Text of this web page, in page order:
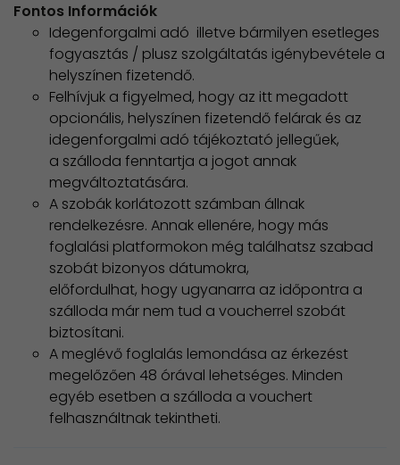
Fontos Információk
Idegenforgalmi adó illetve bármilyen esetleges
fogyasztás / plusz szolgáltatás igénybevétele a
helyszínen fizetendő.
Felhívjuk a figyelmed, hogy az itt megadott
opcionális, helyszínen fizetendő felárak és az
idegenforgalmi adó tájékoztató jellegűek,
a szálloda fenntartja a jogot annak
megváltoztatására.
A szobák korlátozott számban állnak
rendelkezésre. Annak ellenére, hogy más
foglalási platformokon még találhatsz szabad
szobát bizonyos dátumokra,
előfordulhat, hogy ugyanarra az időpontra a
szálloda már nem tud a voucherrel szobát
biztosítani.
A meglévő foglalás lemondása az érkezést
megelőzően 48 órával lehetséges. Minden
egyéb esetben a szálloda a vouchert
felhasználtnak tekintheti.